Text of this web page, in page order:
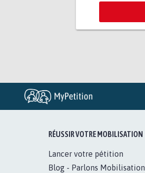
RÉUSSIR VOTRE MOBILISATION
Lancer votre pétition
Blog - Parlons Mobilisation